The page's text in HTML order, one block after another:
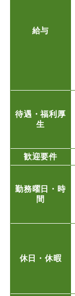
給与
待遇・福利厚
生
歓迎要件
勤務曜日・時
間
休日・休暇